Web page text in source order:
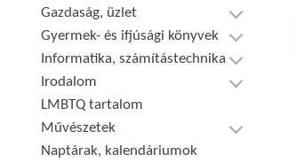
Gazdaság, üzlet
Gyermek- és ifjúsági könyvek
Informatika, számítástechnika
Irodalom
LMBTQ tartalom
Művészetek
Naptárak, kalendáriumok